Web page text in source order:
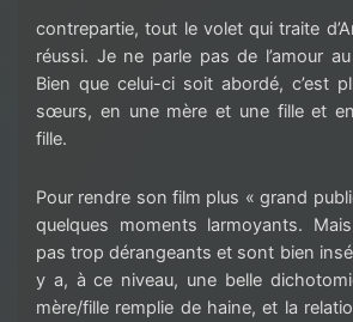
contrepartie, tout le volet qui traite
réussi. Je ne parle pas de l’amour
Bien que celui-ci soit abordé, c’est
sœurs, en une mère et une fille et
fille.
Pour rendre son film plus « grand
quelques moments larmoyants.
pas trop dérangeants et sont bien
y a, à ce niveau, une belle
mère/fille remplie de haine, et la